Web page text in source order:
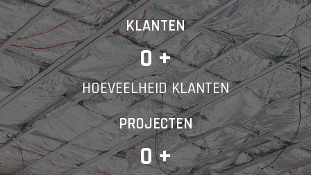
Telefoonnummer
Vorige
KLANTEN
0 +
HOEVEELHEID KLANTEN
PROJECTEN
0 +